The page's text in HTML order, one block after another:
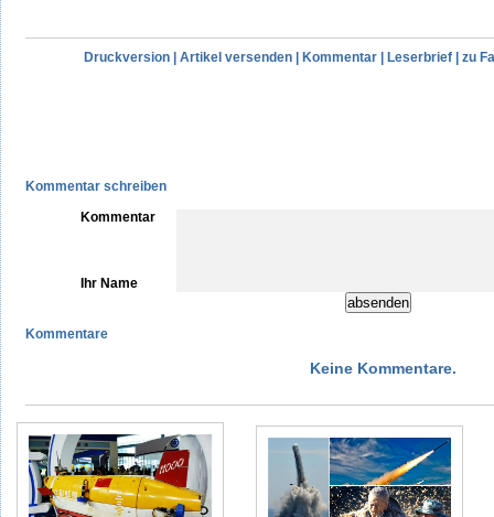
Druckversion Artikel versenden Kommentar Leserbrief zu
Kommentar schreiben
Kommentar
Ihr Name
Kommentare
Keine Kommentare.